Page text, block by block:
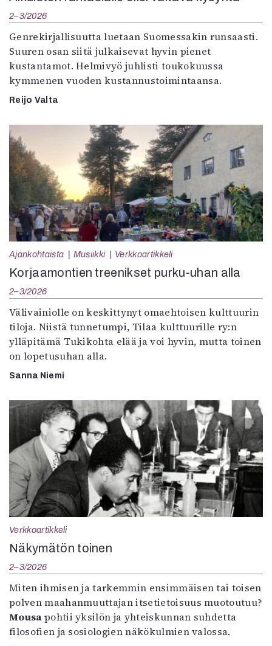
2–3/2026
Genrekirjallisuutta luetaan Suomessakin runsaasti.
Suuren osan siitä julkaisevat hyvin pienet
kustantamot. Helmivyö juhlisti toukokuussa
kymmenen vuoden kustannustoimintaansa.
Reijo Valta
Ajankohtaista Musiikki Verkkoartikkeli
Korjaamontien treenikset purku-uhan alla
2–3/2026
Välivainiolle on keskittynyt omaehtoisen kulttuurin
tiloja. Niistä tunnetumpi, Tilaa kulttuurille ry:n
ylläpitämä Tukikohta elää ja voi hyvin, mutta toinen
on lopetusuhan alla.
Sanna Niemi
Verkkoartikkeli
Näkymätön toinen
2–3/2026
Miten ihmisen ja tarkemmin ensimmäisen tai toisen
polven maahanmuuttajan itsetietoisuus muotoutuu?
Mousa pohtii yksilön ja yhteiskunnan suhdetta
filosofien ja sosiologien näkökulmien valossa.